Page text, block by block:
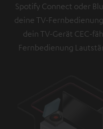
Spotify Connect oder
deine TV-
dein TV-Gerät CEC-
Fernbedienung